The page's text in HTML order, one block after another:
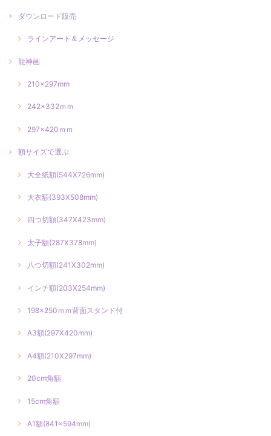
ダウンロード販売
ラインアート＆メッセージ
龍神画
210×297mm
242×332ｍｍ
297×420ｍｍ
額サイズで選ぶ
大全紙額(544X726mm)
大衣額(393X508mm)
四つ切額(347X423mm)
太子額(287X378mm)
八つ切額(241X302mm)
インチ額(203X254mm)
198×250ｍｍ背面スタンド付
A3額(297X420mm)
A4額(210X297mm)
20cm角額
15cm角額
A1額(841×594mm)